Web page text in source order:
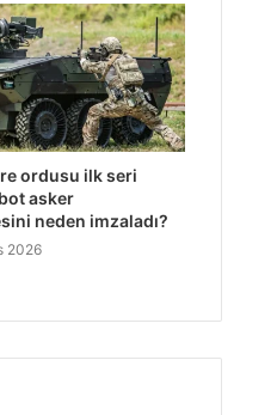
ordusu ilk seri
asker
neden imzaladı?
2026